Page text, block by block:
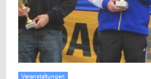
Veranstaltungen